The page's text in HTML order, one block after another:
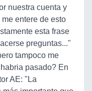
nuestra cuenta y
entere de esto
esta frase
preguntas..."
tampoco me
pasado? En
AE: "La